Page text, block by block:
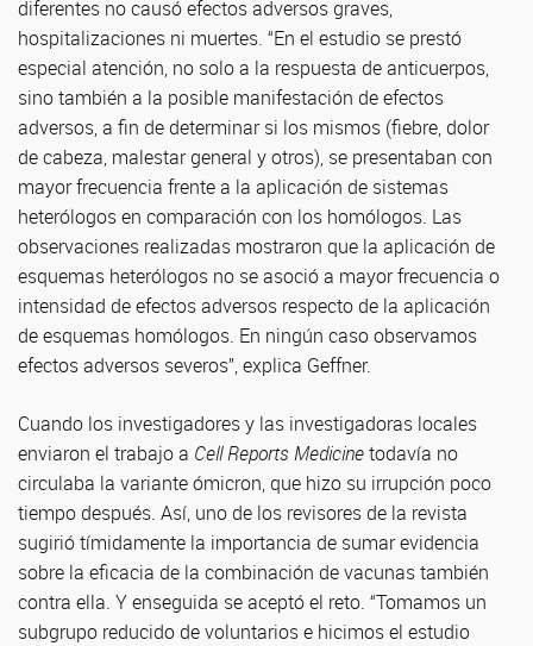
diferentes no causó efectos adversos graves,
hospitalizaciones ni muertes. “En el estudio se prestó
especial atención, no solo a la respuesta de anticuerpos,
sino también a la posible manifestación de efectos
adversos, a fin de determinar si los mismos (fiebre, dolor
de cabeza, malestar general y otros), se presentaban con
mayor frecuencia frente a la aplicación de sistemas
heterólogos en comparación con los homólogos. Las
observaciones realizadas mostraron que la aplicación de
esquemas heterólogos no se asoció a mayor frecuencia o
intensidad de efectos adversos respecto de la aplicación
de esquemas homólogos. En ningún caso observamos
efectos adversos severos”, explica Geffner.
Cuando los investigadores y las investigadoras locales
enviaron el trabajo a Cell Reports Medicinetodavía no
circulaba la variante ómicron, que hizo su irrupción poco
tiempo después. Así, uno de los revisores de la revista
sugirió tímidamente la importancia de sumar evidencia
sobre la eficacia de la combinación de vacunas también
contra ella. Y enseguida se aceptó el reto. “Tomamos un
subgrupo reducido de voluntarios e hicimos el estudio